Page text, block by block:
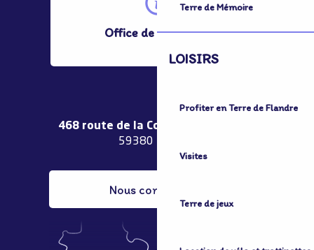
Terre de Mémoire
LOISIRS
Profiter en Terre de Flandre
Visites
Terre de jeux
Office de Tourisme
468 route de la Couronne de Bierne
59380 Bergues
Nous contacter